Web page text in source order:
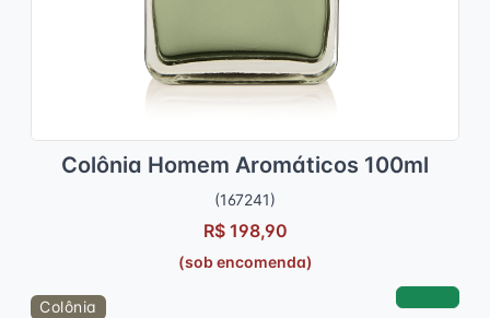
Colônia Homem Aromáticos 100ml
(167241)
R$ 198,90
(sob encomenda)
Colônia